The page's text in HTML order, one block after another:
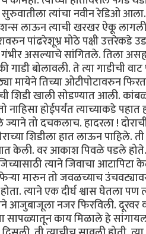
त्यांचा नवीन रेडिओ आला.
लाऊन त्याची खरखर ऐकू
पांढरेशूभ्र मोठे पक्षी उत्तरेकडे
गंभीर असल्याचे सांगितले. तिला
गाडी बोलावली. ते त्या गाडीची
मायेने तिच्या ओटीपोटावरुन
शिडी खाली सोडण्यात आली.
होईपर्यंत त्याच्याकडे
तो दचकलाच. हादरला !
शिडीला हात लाऊन पाहिले. ती
वर आकाश पिवळे पडले होते.
त्याने जिवाचा आटापिटा
फेर्‍या मारुन तो जवळच्याच
त्याने एक दीर्घ श्वास घेतला
आजुबाजूला नजर फिरविली.
काय मिळाले हे